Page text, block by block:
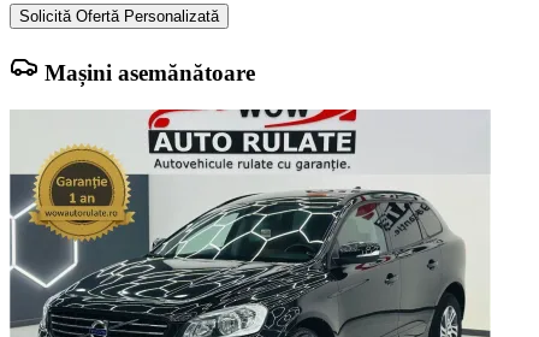
Solicită Ofertă Personalizată
Mașini asemănătoare